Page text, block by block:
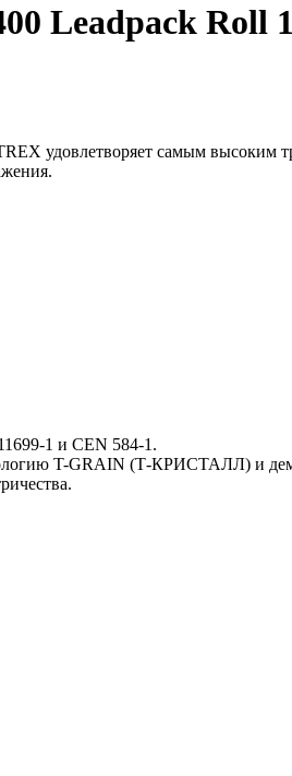
Leadpack Roll
удовлетворяет самым
1 и CEN 584-1.
T-GRAIN (Т-КРИСТАЛЛ) и